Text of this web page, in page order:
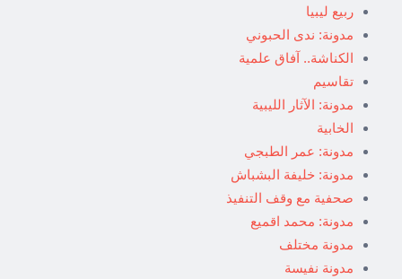
ربيع ليبيا
مدونة: ندى الحبوني
الكناشة.. آفاق علمية
تقاسيم
مدونة: الآثار الليبية
الخابية
مدونة: عمر الطبجي
مدونة: خليفة البشباش
صحفية مع وقف التنفيذ
مدونة: محمد اقميع
مدونة مختلف
مدونة نفيسة